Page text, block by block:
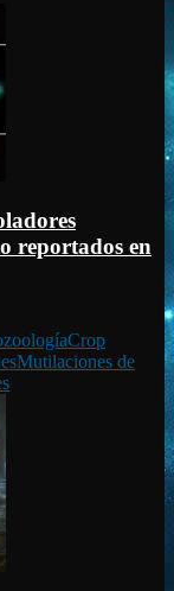
reportados en
Crop
Mutilaciones de